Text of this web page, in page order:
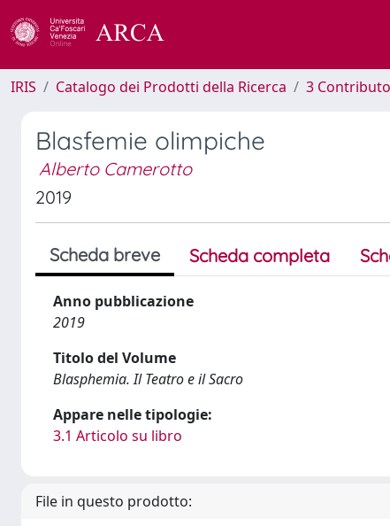
IRIS Catalogo dei Prodotti della Ricerca 3
Blasfemie olimpiche
Alberto Camerotto
2019
Scheda breve Scheda completa
Anno pubblicazione
2019
Titolo del Volume
Blasphemia. Il Teatro e il Sacro
Appare nelle tipologie:
3.1 Articolo su libro
File in questo prodotto: